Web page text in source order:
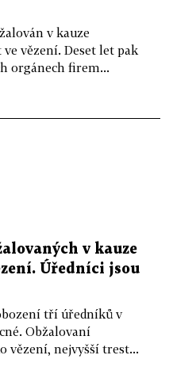
v kauze
vězení. Deset let pak
orgánech firem...
v kauze
Úředníci jsou
tří úředníků v
Obžalovaní
vězení, nejvyšší trest...